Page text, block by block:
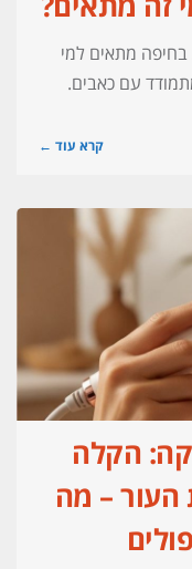
בחיפה מתאים למי
עם כאבים.
קרא עוד ←
הקלה
העור – מה